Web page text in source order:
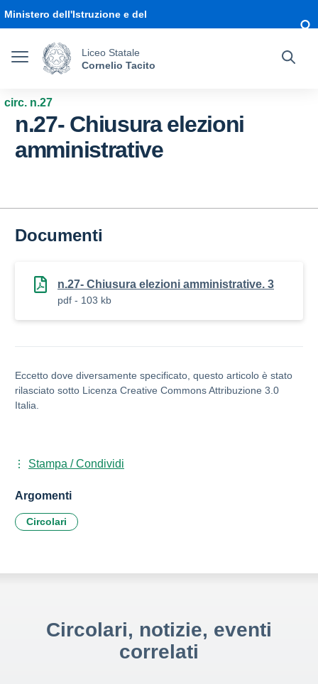
Ministero dell'Istruzione e del
Liceo Statale
Cornelio Tacito
circ. n.27
n.27- Chiusura elezioni
amministrative
Documenti
n.27- Chiusura elezioni amministrative. 3
pdf - 103 kb
Eccetto dove diversamente specificato, questo articolo è stato
rilasciato sotto Licenza Creative Commons Attribuzione 3.0
Italia.
Stampa / Condividi
Argomenti
Circolari
Circolari, notizie, eventi
correlati